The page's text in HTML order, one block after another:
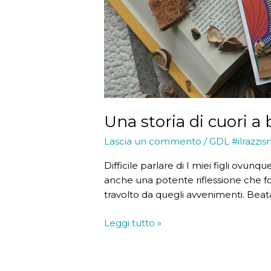
Una storia di cuori a
Lascia un commento /GDL
Difficile parlare di I miei figli
anche una potente riflessione che
travolto da quegli avvenimenti.
Una
Leggi tutto »